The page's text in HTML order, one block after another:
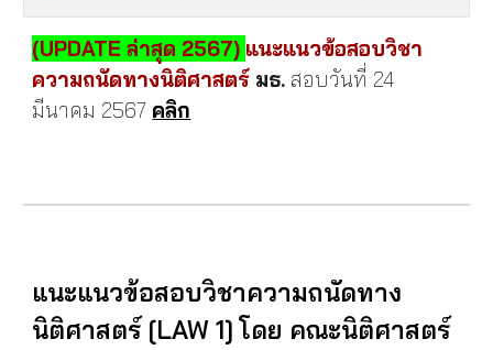
(UPDATE ล่าสุด 2567) แนะแนวข้อสอบวิชา
ความถนัดทางนิติศาสตร์ มธ. สอบวันที่ 24
มีนาคม 2567 คลิก
แนะแนวข้อสอบวิชาความถนัดทาง
นิติศาสตร์ [LAW 1] โดย คณะนิติศาสตร์